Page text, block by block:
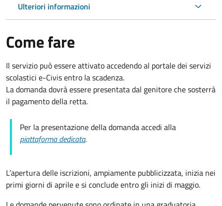
Ulteriori informazioni
Come fare
Il servizio può essere attivato accedendo al portale dei servizi
scolastici e-Civis entro la scadenza.
La domanda dovrà essere presentata dal genitore che sosterrà
il pagamento della retta.
Per la presentazione della domanda accedi alla
piattaforma dedicata.
L’apertura delle iscrizioni, ampiamente pubblicizzata, inizia nei
primi giorni di aprile e si conclude entro gli inizi di maggio.